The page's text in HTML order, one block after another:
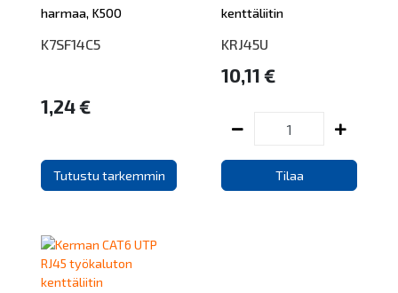
harmaa, K500
K7SF14C5
1,24 €
Tutustu tarkemmin
kenttäliitin
KRJ45U
10,11 €
Tilaa